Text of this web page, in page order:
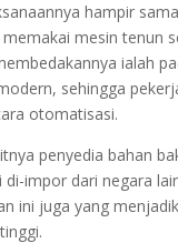
hampir
mesin tenun
ialah
sehingga
otomatisasi.
penyedia bahan
di-impor dari negara
ini juga yang